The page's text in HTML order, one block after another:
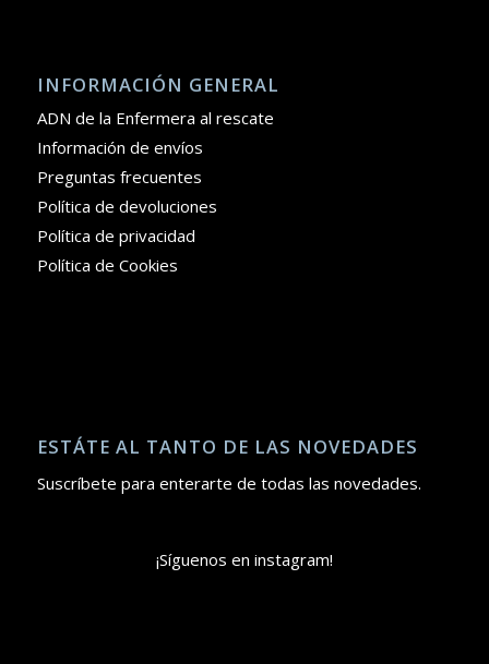
INFORMACIÓN GENERAL
ADN de la Enfermera al rescate
Información de envíos
Preguntas frecuentes
Política de devoluciones
Política de privacidad
Política de Cookies
ESTÁTE AL TANTO DE LAS NOVEDADES
Suscríbete para enterarte de todas las novedades.
¡Síguenos en instagram!